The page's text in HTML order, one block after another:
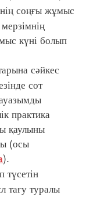
соңғы жұмыс
күні болып
сәйкес
сот
практика
қаулыны
(осы
).
түсетін
тағу туралы